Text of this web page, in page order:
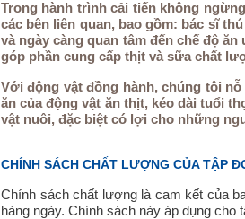
Trong hành trình cải tiến không
các bên liên quan, bao gồm: bác sĩ
và ngày càng quan tâm đến chế độ
góp phần cung cấp thịt và sữa chất
Với động vật đồng hành, chúng tôi
ăn của động vật ăn thịt, kéo dài tuổi
vật nuôi, đặc biệt có lợi cho những
CHÍNH SÁCH CHẤT LƯỢNG CỦA TẬP
Chính sách chất lượng là cam kết của
hàng ngày. Chính sách này áp dụng